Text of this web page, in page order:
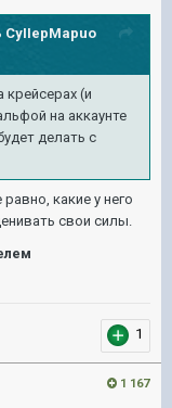
CyIIepMapuo
крейсерах (и
на аккаунте
делать с
какие у него
свои силы.
1
1 167